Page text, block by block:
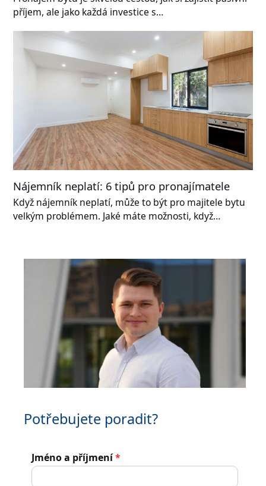
příjem, ale jako každá investice s…
Nájemník neplatí: 6 tipů pro pronajímatele
Když nájemník neplatí, může to být pro majitele bytu
velkým problémem. Jaké máte možnosti, když…
Potřebujete poradit?
Jméno a příjmení*